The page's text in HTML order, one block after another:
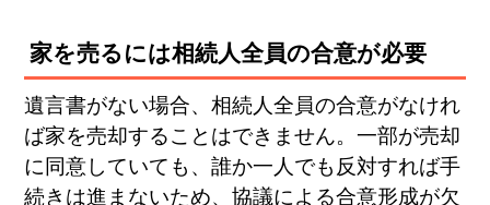
家を売るには相続人全員の合意が必要
遺言書がない場合、相続人全員の合意がなけれ
ば家を売却することはできません。一部が売却
に同意していても、誰か一人でも反対すれば手
続きは進まないため、協議による合意形成が欠